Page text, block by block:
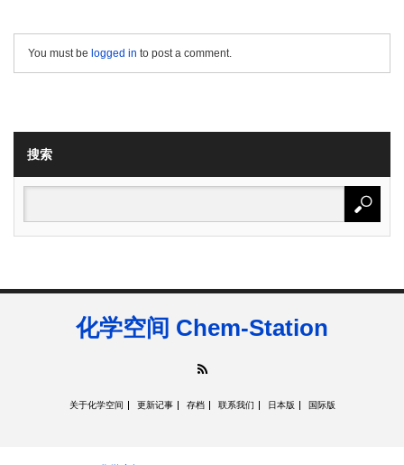
You must be logged in to post a comment.
搜索
化学空间 Chem-Station
关于化学空间 更新记事 存档 联系我们 日本版 国际版